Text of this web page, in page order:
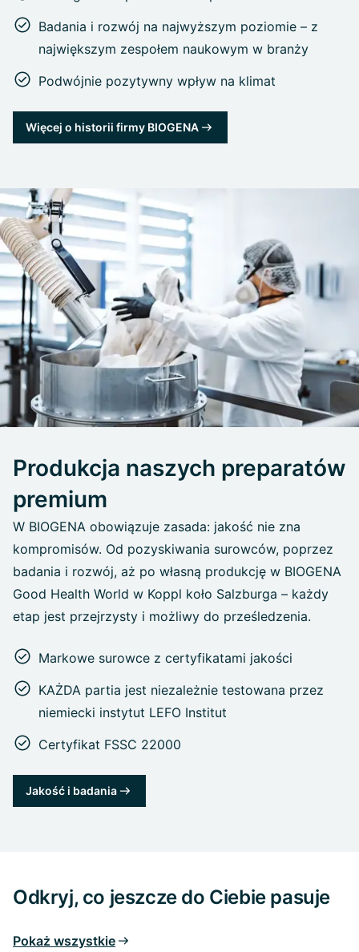
Badania i rozwój na najwyższym poziomie – z
największym zespołem naukowym w branży
Podwójnie pozytywny wpływ na klimat
Więcej o historii firmy BIOGENA
Produkcja naszych preparatów
premium
W BIOGENA obowiązuje zasada: jakość nie zna
kompromisów. Od pozyskiwania surowców, poprzez
badania i rozwój, aż po własną produkcję w BIOGENA
Good Health World w Koppl koło Salzburga – każdy
etap jest przejrzysty i możliwy do prześledzenia.
Markowe surowce z certyfikatami jakości
KAŻDA partia jest niezależnie testowana przez
niemiecki instytut LEFO Institut
Certyfikat FSSC 22000
Jakość i badania
Odkryj, co jeszcze do Ciebie pasuje
Pokaż wszystkie